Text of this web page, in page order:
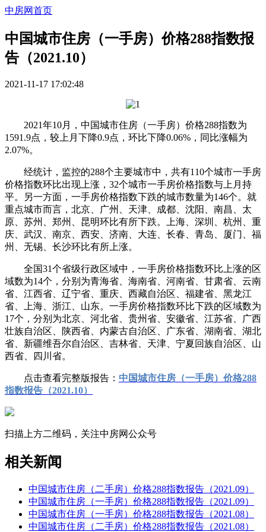
中房网首页
中国城市住房（一手房）价格288指数报
告（2021.10）
2021-11-17 17:02:48
2021年10月，中国城市住房（一手房）价格288指数为
1591.9点，较上月下降0.9点，环比下降0.06%，同比涨幅为
2.07%。
经统计，监控的288个主要城市中，共有110个城市一手房
价格指数环比出现上涨，32个城市一手房价格指数与上月持
平。另一方面，一手房价格指数下跌的城市数量为146个。就
重点城市而言，北京、广州、天津、成都、沈阳、南昌、太
原、苏州、郑州、昆明环比有所下跌。上海、深圳、杭州、重
庆、武汉、南京、西安、济南、大连、长春、青岛、厦门、福
州、无锡、长沙环比有所上涨。
全国31个省级行政区域中，一手房价格指数环比上涨的区
域数为14个，分别为青海省、海南省、河南省、甘肃省、云南
省、江西省、辽宁省、重庆、西藏自治区、福建省、黑龙江
省、上海、浙江、山东。一手房价格指数环比下跌的区域数为
17个，分别为北京、河北省、贵州省、安徽省、江苏省、广西
壮族自治区、陕西省、内蒙古自治区、广东省、湖南省、湖北
省、新疆维吾尔自治区、吉林省、天津、宁夏回族自治区、山
西省、四川省。
点击查看完整版报告： 中国城市住房（一手房）价格288
指数报告（2021.10）
扫描上方二维码，关注中房网公众号
相关新闻
中国城市住房（二手房）价格288指数报告（2021.09）
中国城市住房（一手房）价格288指数报告（2021.09）
中国城市住房（一手房）价格288指数报告（2021.08）
中国城市住房（二手房）价格288指数报告（2021.08）